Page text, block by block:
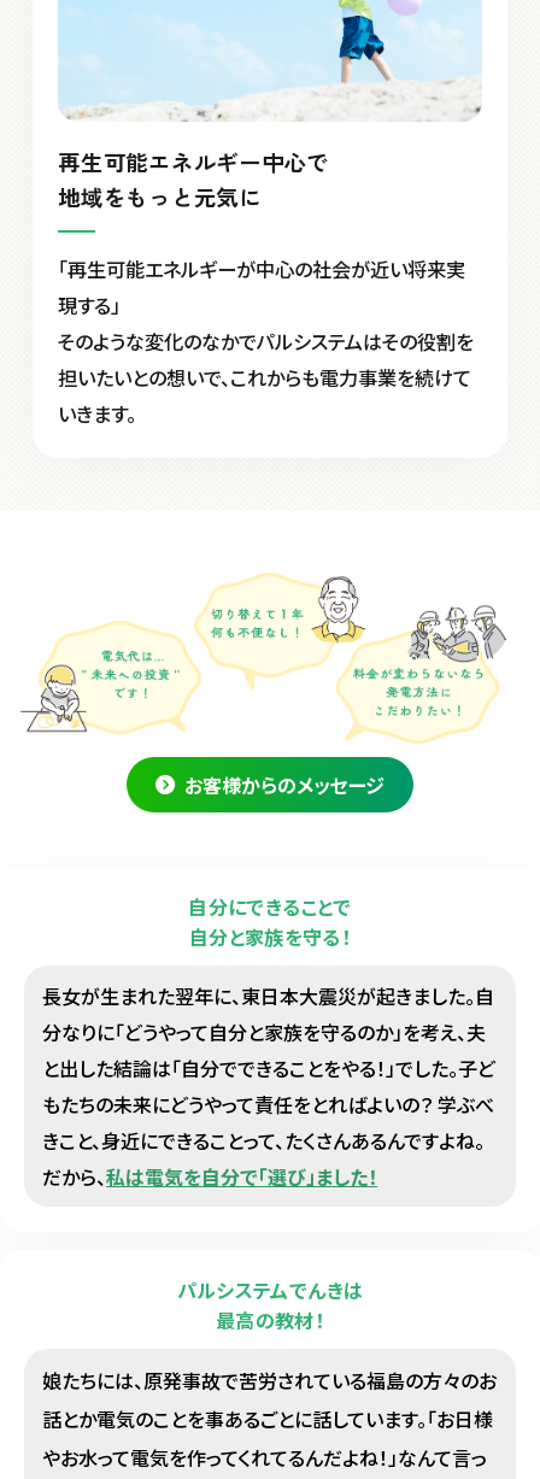
再生可能エネルギー中心で
地域をもっと元気に
「再生可能エネルギーが中心の社会が近い将来実
現する」
そのような変化のなかでパルシステムはその役割を
担いたいとの想いで、これからも電力事業を続けて
いきます。
お客様からのメッセージ
自分にできることで
自分と家族を守る！
長女が生まれた翌年に、東日本大震災が起きました。自
分なりに「どうやって自分と家族を守るのか」を考え、夫
と出した結論は「自分でできることをやる！」でした。子ど
もたちの未来にどうやって責任をとればよいの？ 学ぶべ
きこと、身近にできることって、たくさんあるんですよね。
だから、私は電気を自分で「選び」ました！
パルシステムでんきは
最高の教材！
娘たちには、原発事故で苦労されている福島の方々のお
話とか電気のことを事あるごとに話しています。「お日様
やお水って電気を作ってくれてるんだよね！」なんて言っ